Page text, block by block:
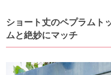
ショート丈のペプラムト
ムと絶妙にマッチ